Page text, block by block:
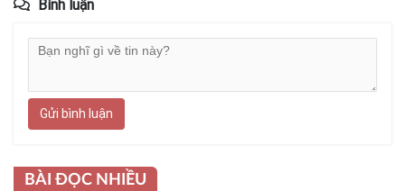
Bình luận
Gửi bình luận
BÀI ĐỌC NHIỀU